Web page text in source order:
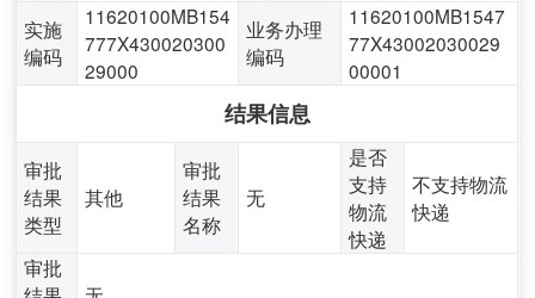
实施
编码
11620100MB154
777X430020300
29000
业务办理
编码
11620100MB1547
77X43002030029
00001
结果信息
审批
结果
类型
其他
审批
结果
名称
无
是否
支持
物流
快递
不支持物流
快递
审批